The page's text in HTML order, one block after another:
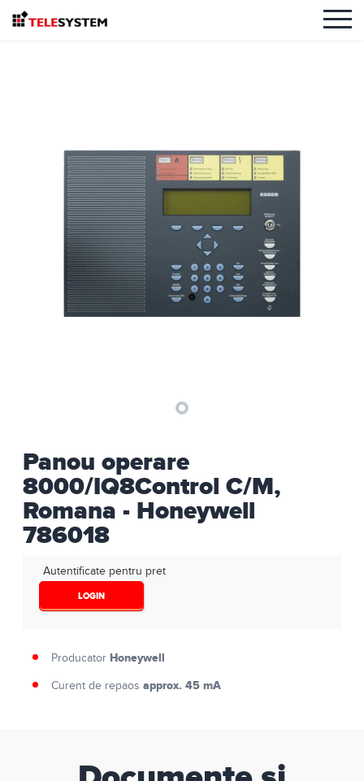
Panou operare
8000/IQ8Control C/M,
Romana - Honeywell
786018
Autentificate pentru pret
LOGIN
Producator Honeywell
Curent de repaos approx. 45 mA